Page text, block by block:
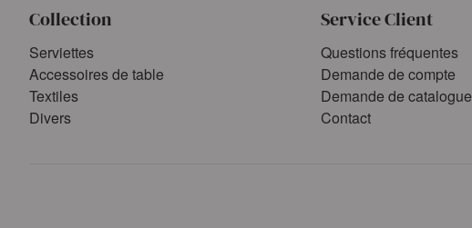
Collection
Serviettes
Accessoires de table
Textiles
Divers
Service Client
Questions fréquentes
Demande de compte
Demande de catalogue
Contact